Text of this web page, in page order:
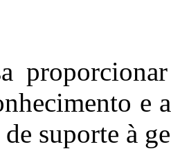
e
suporte à